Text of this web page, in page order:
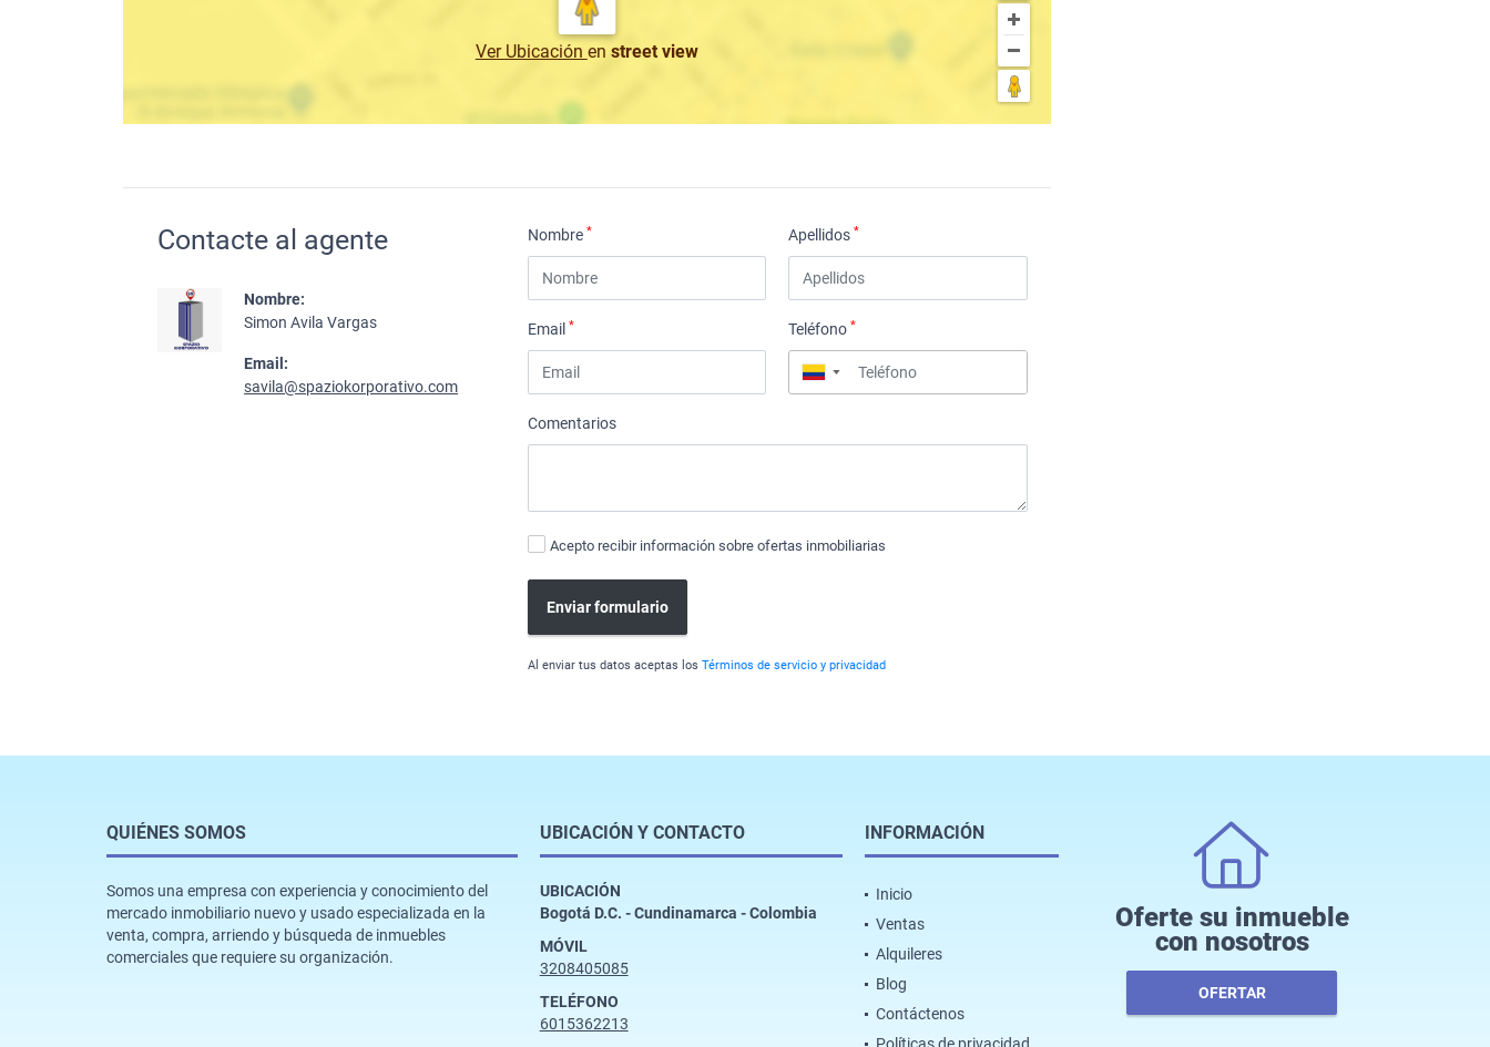
Ver Ubicación en street view
Contacte al agente
Nombre:
Simon Avila Vargas
Email:
savila@spaziokorporativo.com
Nombre* Apellidos*
Email* Teléfono*
▼
Comentarios
Acepto recibir información sobre ofertas inmobiliarias
Enviar formulario
Al enviar tus datos aceptas losTérminos de servicio y privacidad
QUIÉNES SOMOS
Somos una empresa con experiencia y conocimiento del
mercado inmobiliario nuevo y usado especializada en la
venta, compra, arriendo y búsqueda de inmuebles
comerciales que requiere su organización.
UBICACIÓN Y CONTACTO
UBICACIÓN
Bogotá D.C. - Cundinamarca - Colombia
MÓVIL
3208405085
TELÉFONO
6015362213
INFORMACIÓN
Inicio
Ventas
Alquileres
Blog
Contáctenos
Oferte su inmueble
con nosotros
OFERTAR